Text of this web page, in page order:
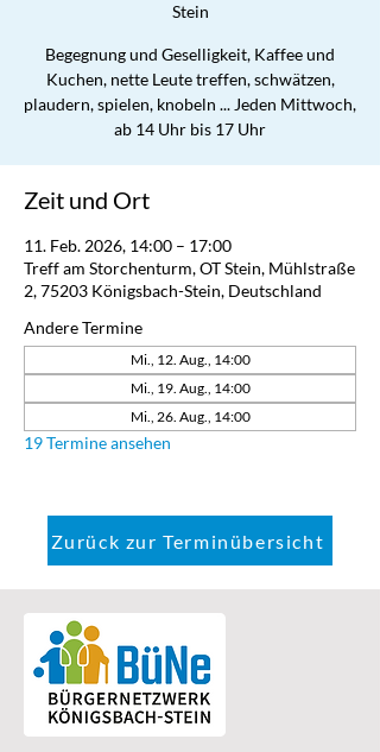
Stein
Begegnung und Geselligkeit, Kaffee und
Kuchen, nette Leute treffen, schwätzen,
plaudern, spielen, knobeln ... Jeden Mittwoch,
ab 14 Uhr bis 17 Uhr
Zeit und Ort
11. Feb. 2026, 14:00 – 17:00
Treff am Storchenturm, OT Stein, Mühlstraße
2, 75203 Königsbach-Stein, Deutschland
Andere Termine
Mi., 12. Aug., 14:00
Mi., 19. Aug., 14:00
Mi., 26. Aug., 14:00
19 Termine ansehen
Zurück zur Terminübersicht